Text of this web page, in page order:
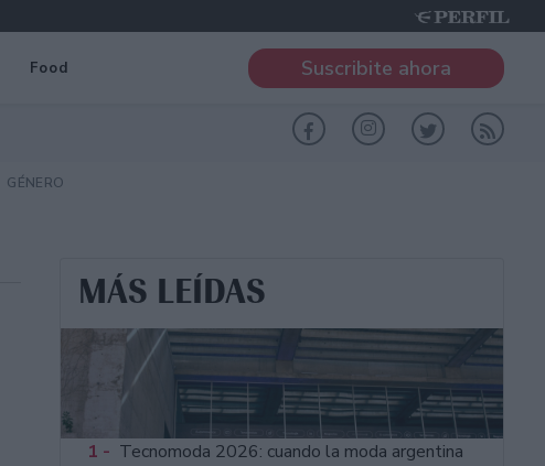
Food Suscribite ahora
GÉNERO
MÁS LEÍDAS
1 - Tecnomoda 2026: cuando la moda argentina